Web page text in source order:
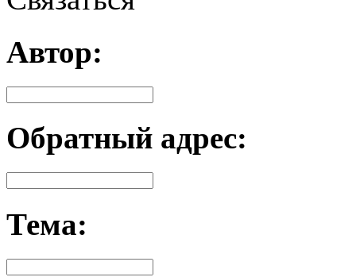
Автор:
Обратный адрес:
Тема: